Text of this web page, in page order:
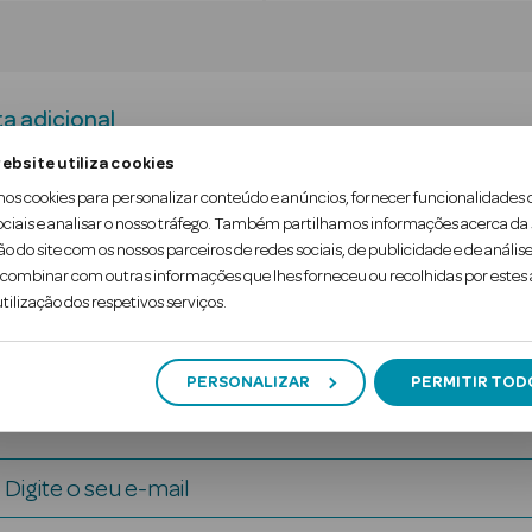
utiliza cookies
cookies para personalizar conteúdo e anúncios, fornecer funcionalidades
e analisar o nosso tráfego. Também partilhamos informações acerca da
do site com os nossos parceiros de redes sociais, de publicidade e de
com outras informações que lhes forneceu ou recolhidas por estes
dos respetivos serviços.
PERSONALIZAR PERMITIR
adicional
limpeza eficaz do biberão e da tetina. O
e transporte mais prático em viagens.
Digite o seu e-mail